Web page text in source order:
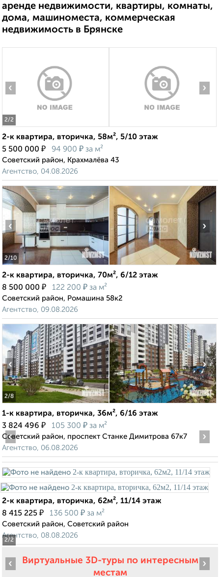
аренде недвижимости, квартиры, комнаты,
дома, машиноместа, коммерческая
недвижимость в Брянске
2/2
‹ ›
2-к квартира, вторичка, 58м², 5/10 этаж
5 500 000 ₽ 94 900 ₽ за м²
Советский район, Крахмалёва 43
Агентство, 04.08.2026
2/10
‹ ›
2-к квартира, вторичка, 70м², 6/12 этаж
8 500 000 ₽ 122 200 ₽ за м²
Советский район, Ромашина 58к2
Агентство, 09.08.2026
2/8
‹ ›
1-к квартира, вторичка, 36м², 6/16 этаж
3 824 496 ₽ 105 300 ₽ за м²
Советский район, проспект Станке Димитрова 67к7
Агентство, 06.08.2026
2/2
‹ ›
2-к квартира, вторичка, 62м², 11/14 этаж
8 415 225 ₽ 136 500 ₽ за м²
Советский район, Советский район
Агентство, 08.08.2026
Виртуальные 3D-туры по интересным
местам
‹ ›